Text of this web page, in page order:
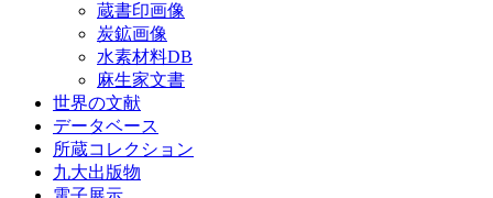
蔵書印画像
炭鉱画像
水素材料DB
麻生家文書
世界の文献
データベース
所蔵コレクション
九大出版物